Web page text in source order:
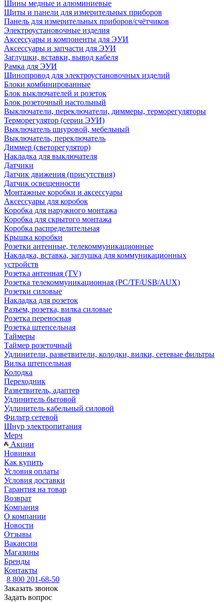
Шины медные и алюминиевые
Щиты и панели для измерительных приборов
Панель для измерительных приборов/счётчиков
Электроустановочные изделия
Аксессуары и компоненты для ЭУИ
Аксессуары и запчасти для ЭУИ
Заглушки, вставки, вывод кабеля
Рамка для ЭУИ
Шинопровод для электроустановочных изделий
Блоки комбинированные
Блок выключателей и розеток
Блок розеточный настольный
Выключатели, переключатели, диммеры, терморегуляторы
Терморегулятор (серии ЭУИ)
Выключатель шнуровой, мебельный
Выключатель, переключатель
Диммер (светорегулятор)
Накладка для выключателя
Датчики
Датчик движения (присутствия)
Датчик освещенности
Монтажные коробки и аксессуары
Аксессуары для коробок
Коробка для наружного монтажа
Коробка для скрытого монтажа
Коробка распределительная
Крышка коробки
Розетки антенные, телекоммуникационные
Накладка, вставка, заглушка для коммуникационных
устройств
Розетка антенная (TV)
Розетка телекоммуникационная (PC/TF/USB/AUX)
Розетки силовые
Накладка для розеток
Разъем, розетка, вилка силовые
Розетка переносная
Розетка штепсельная
Таймеры
Таймер розеточный
Удлинители, разветвители, колодки, вилки, сетевые фильтры
Вилка штепсельная
Колодка
Переходник
Разветвитель, адаптер
Удлинитель бытовой
Удлинитель кабельный силовой
Фильтр сетевой
Шнур электропитания
Мерч
Акции
Новинки
Как купить
Условия оплаты
Условия доставки
Гарантия на товар
Возврат
Компания
О компании
Новости
Отзывы
Вакансии
Магазины
Бренды
Контакты
8 800 201-68-50
Заказать звонок
Задать вопрос